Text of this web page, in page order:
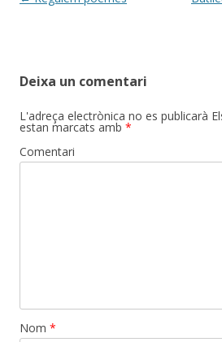
Deixa un comentari
L'adreça electrònica no es publicarà
estan marcats amb *
Comentari
Nom *